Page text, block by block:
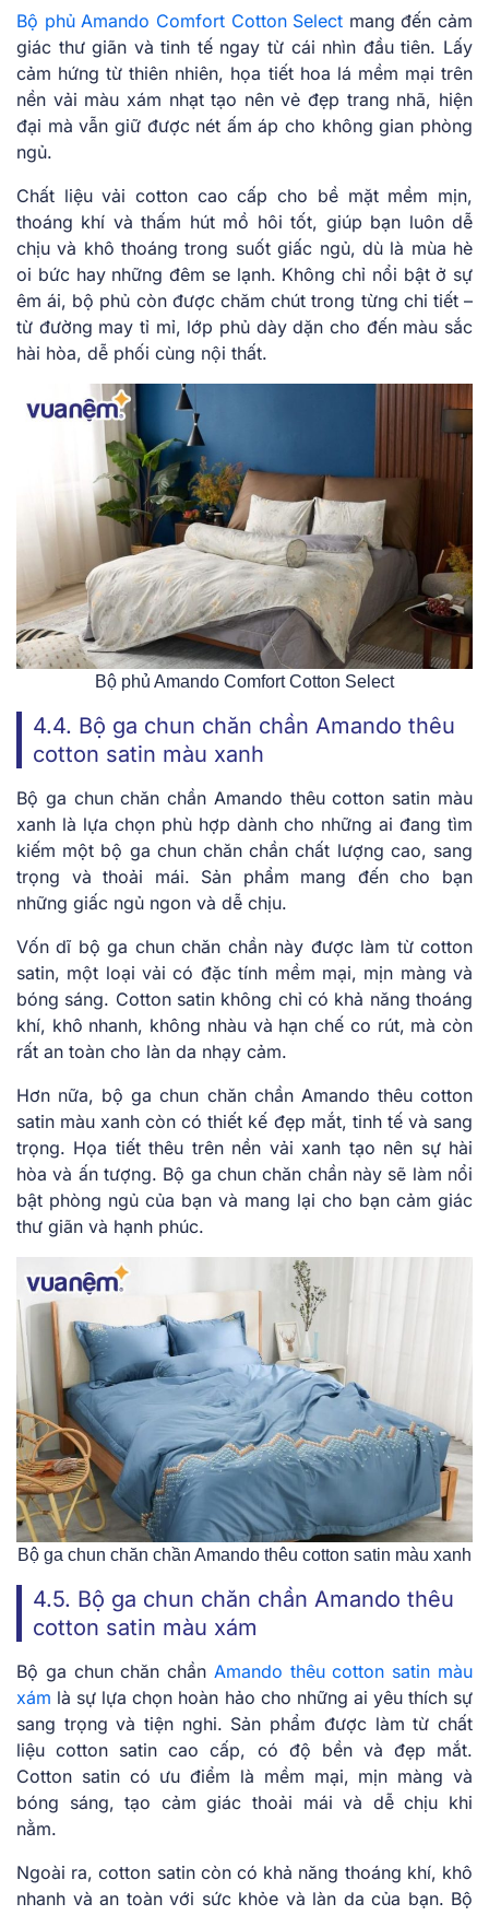
Bộ phủ Amando Comfort Cotton Select mang đến cảm
giác thư giãn và tinh tế ngay từ cái nhìn đầu tiên. Lấy
cảm hứng từ thiên nhiên, họa tiết hoa lá mềm mại trên
nền vải màu xám nhạt tạo nên vẻ đẹp trang nhã, hiện
đại mà vẫn giữ được nét ấm áp cho không gian phòng
ngủ.
Chất liệu vải cotton cao cấp cho bề mặt mềm mịn,
thoáng khí và thấm hút mồ hôi tốt, giúp bạn luôn dễ
chịu và khô thoáng trong suốt giấc ngủ, dù là mùa hè
oi bức hay những đêm se lạnh. Không chỉ nổi bật ở sự
êm ái, bộ phủ còn được chăm chút trong từng chi tiết –
từ đường may tỉ mỉ, lớp phủ dày dặn cho đến màu sắc
hài hòa, dễ phối cùng nội thất.
Bộ phủ Amando Comfort Cotton Select
4.4. Bộ ga chun chăn chần Amando thêu
cotton satin màu xanh
Bộ ga chun chăn chần Amando thêu cotton satin màu
xanh là lựa chọn phù hợp dành cho những ai đang tìm
kiếm một bộ ga chun chăn chần chất lượng cao, sang
trọng và thoải mái. Sản phẩm mang đến cho bạn
những giấc ngủ ngon và dễ chịu.
Vốn dĩ bộ ga chun chăn chần này được làm từ cotton
satin, một loại vải có đặc tính mềm mại, mịn màng và
bóng sáng. Cotton satin không chỉ có khả năng thoáng
khí, khô nhanh, không nhàu và hạn chế co rút, mà còn
rất an toàn cho làn da nhạy cảm.
Hơn nữa, bộ ga chun chăn chần Amando thêu cotton
satin màu xanh còn có thiết kế đẹp mắt, tinh tế và sang
trọng. Họa tiết thêu trên nền vải xanh tạo nên sự hài
hòa và ấn tượng. Bộ ga chun chăn chần này sẽ làm nổi
bật phòng ngủ của bạn và mang lại cho bạn cảm giác
thư giãn và hạnh phúc.
Bộ ga chun chăn chần Amando thêu cotton satin màu xanh
4.5. Bộ ga chun chăn chần Amando thêu
cotton satin màu xám
Bộ ga chun chăn chần Amando thêu cotton satin màu
xám là sự lựa chọn hoàn hảo cho những ai yêu thích sự
sang trọng và tiện nghi. Sản phẩm được làm từ chất
liệu cotton satin cao cấp, có độ bền và đẹp mắt.
Cotton satin có ưu điểm là mềm mại, mịn màng và
bóng sáng, tạo cảm giác thoải mái và dễ chịu khi
nằm.
Ngoài ra, cotton satin còn có khả năng thoáng khí, khô
nhanh và an toàn với sức khỏe và làn da của bạn. Bộ